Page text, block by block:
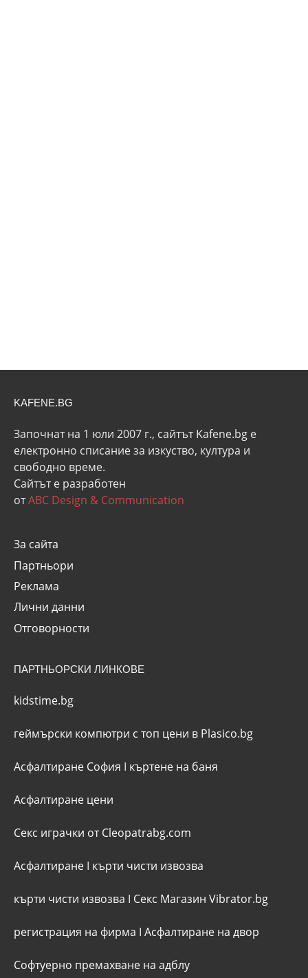
KAFENE.BG
Започнат на 1 юли 2007 г., сайтът Kafene.bg e
eлектронно списание за изкуство, култура и
свободно време.
Сайтът е разработен
отABC Design & Communication
За сайта
Партньори
Реклама
Лични данни
Отговорности
ПАРТНЬОРСКИ ЛИНКОВЕ
kidstime.bg
геймърски компютри с топ цени в Plasico.bg
Асфалтиране София I къртене на баня
Асфалтиране цени
Секс играчки от Cleopatrabg.com
Асфалтиране I кърти чисти извозва
кърти чисти извозва I Секс Магазин Vibrator.bg
регистрация на фирма I Асфалтиране на двор
Софтуерно премахване на адблу